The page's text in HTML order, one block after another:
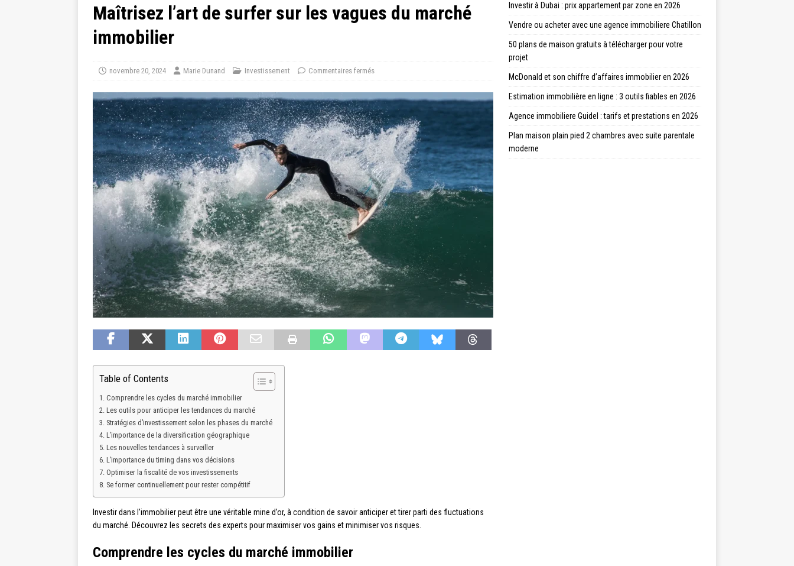
Maîtrisez l’art de surfer sur les vagues du marché
immobilier
novembre 20, 2024 Marie Dunand Investissement Commentaires fermés
Table of Contents
Comprendre les cycles du marché immobilier
Les outils pour anticiper les tendances du marché
Stratégies d’investissement selon les phases du marché
L’importance de la diversification géographique
Les nouvelles tendances à surveiller
L’importance du timing dans vos décisions
Optimiser la fiscalité de vos investissements
Se former continuellement pour rester compétitif
Investir dans l’immobilier peut être une véritable mine d’or, à condition de savoir anticiper et tirer parti des fluctuations
du marché. Découvrez les secrets des experts pour maximiser vos gains et minimiser vos risques.
Comprendre les cycles du marché immobilier
Investir à Dubai : prix appartement par zone en 2026
Vendre ou acheter avec une agence immobiliere Chatillon
50 plans de maison gratuits à télécharger pour votre
projet
McDonald et son chiffre d’affaires immobilier en 2026
Estimation immobilière en ligne : 3 outils fiables en 2026
Agence immobiliere Guidel : tarifs et prestations en 2026
Plan maison plain pied 2 chambres avec suite parentale
moderne